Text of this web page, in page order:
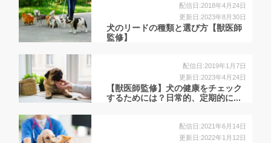
配信日:2018年4月24日
更新日:2023年8月30日
犬のリードの種類と選び方【獣医師
監修】
配信日:2019年1月7日
更新日:2023年4月24日
【獣医師監修】犬の健康をチェック
するためには？日常的、定期的に...
配信日:2021年6月14日
更新日:2022年1月12日